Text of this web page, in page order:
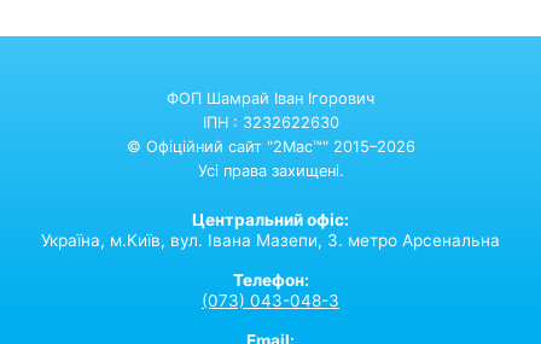
ФОП Шамрай Іван Ігорович
ІПН : 3232622630
© Офіційний сайт "2Mac™" 2015–2026
Усі права захищені.
Центральний офіс:
Україна, м.Київ, вул. Івана Мазепи, 3. метро Арсенальна
Телефон:
(073) 043-048-3